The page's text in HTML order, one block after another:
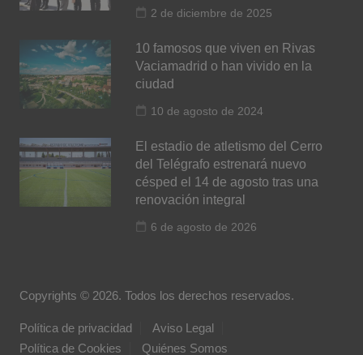
2 de diciembre de 2025
10 famosos que viven en Rivas
Vaciamadrid o han vivido en la
ciudad
10 de agosto de 2024
El estadio de atletismo del Cerro
del Telégrafo estrenará nuevo
césped el 14 de agosto tras una
renovación integral
6 de agosto de 2026
Copyrights © 2026. Todos los derechos reservados.
Política de privacidad
Aviso Legal
Política de Cookies
Quiénes Somos